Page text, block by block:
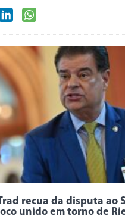
recua da disputa ao
unido em torno de